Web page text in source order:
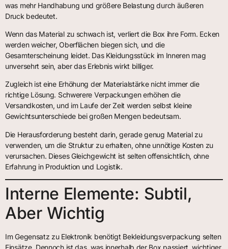
was mehr Handhabung und größere Belastung durch äußeren
Druck bedeutet.
Wenn das Material zu schwach ist, verliert die Box ihre Form. Ecken
werden weicher, Oberflächen biegen sich, und die
Gesamterscheinung leidet. Das Kleidungsstück im Inneren mag
unversehrt sein, aber das Erlebnis wirkt billiger.
Zugleich ist eine Erhöhung der Materialstärke nicht immer die
richtige Lösung. Schwerere Verpackungen erhöhen die
Versandkosten, und im Laufe der Zeit werden selbst kleine
Gewichtsunterschiede bei großen Mengen bedeutsam.
Die Herausforderung besteht darin, gerade genug Material zu
verwenden, um die Struktur zu erhalten, ohne unnötige Kosten zu
verursachen. Dieses Gleichgewicht ist selten offensichtlich, ohne
Erfahrung in Produktion und Logistik.
Interne Elemente: Subtil,
Aber Wichtig
Im Gegensatz zu Elektronik benötigt Bekleidungsverpackung selten